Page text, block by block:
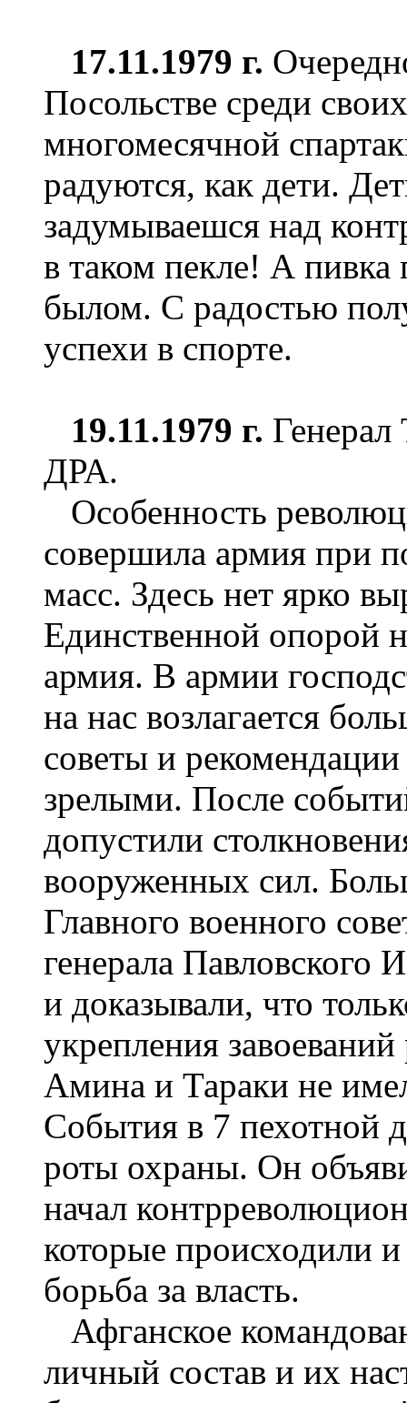
17.11.1979 г.
Посольстве среди
многомесячной
радуются, как дети.
задумываешся над
в таком пекле! А пивка
былом. С радостью
успехи в спорте.
19.11.1979 г.
ДРА.
Особенность
совершила армия при
масс. Здесь нет ярко
Единственной опорой
армия. В армии
на нас возлагается
советы и
зрелыми. После
допустили
вооруженных сил.
Главного военного
генерала
и доказывали, что
укрепления
Амина и Тараки не
События в 7 пехотной
роты охраны. Он
начал
которые происходили
борьба за власть.
Афганское
личный состав и их